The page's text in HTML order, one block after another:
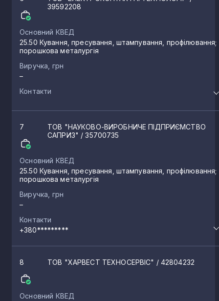
39592208
Основний КВЕД
25.50 Кування, пресування, штампування, профілювання;
порошкова металургія
Виручка, грн
–
Контакти
7
ТОВ "НАУКОВО-ВИРОБНИЧЕ ПІДПРИЄМСТВО
САПРИЗ" / 35700735
Основний КВЕД
25.50 Кування, пресування, штампування, профілювання;
порошкова металургія
Виручка, грн
–
Контакти
+380*********
8 ТОВ "ХАРВЕСТ ТЕХНОСЕРВІС" / 42804232
Основний КВЕД